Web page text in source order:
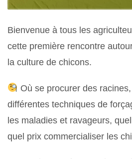
Bienvenue à tous les
cette première rencontre
la culture de chicons.
Où se procurer des
différentes techniques de
les maladies et ravageurs,
quel prix commercialiser les